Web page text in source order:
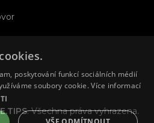
. Všechna práva vyhrazena.
poskytování funkcí sociálních médií
soubory cookie.Více informací